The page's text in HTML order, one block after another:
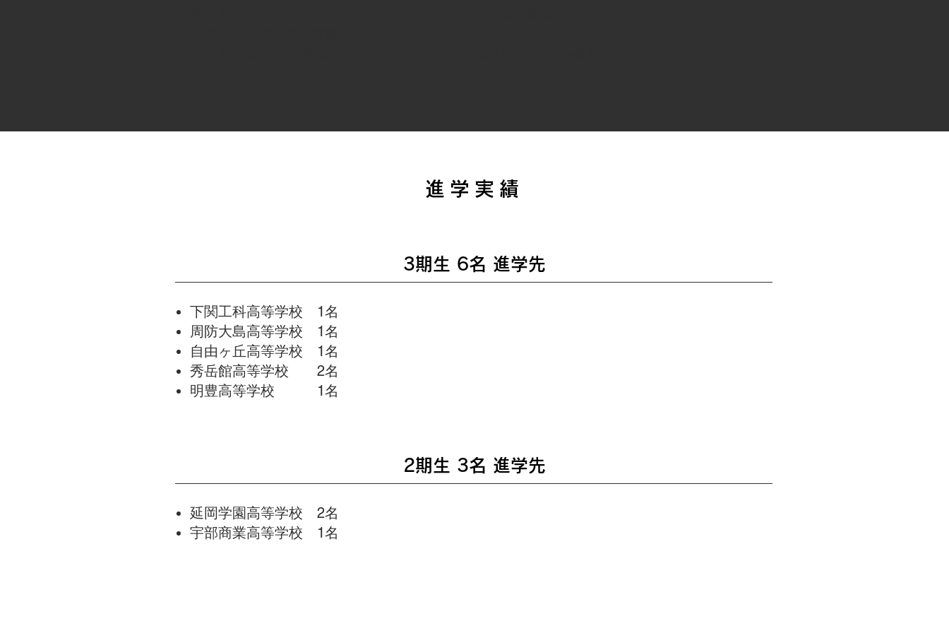
進学実績
3期生 6名 進学先
下関工科高等学校 1名
周防大島高等学校 1名
自由ヶ丘高等学校 1名
秀岳館高等学校 2名
明豊高等学校 1名
2期生 3名 進学先
延岡学園高等学校 2名
宇部商業高等学校 1名